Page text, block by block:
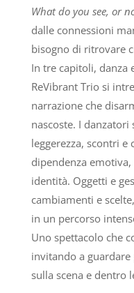
What do you see, or
dalle connessioni
bisogno di ritrovare
In tre capitoli, danza
ReVibrant Trio si
narrazione che
nascoste. I
leggerezza, scontri
dipendenza
identità. Oggetti e
cambiamenti e
in un percorso
Uno spettacolo che
invitando a guardare
sulla scena e dentro